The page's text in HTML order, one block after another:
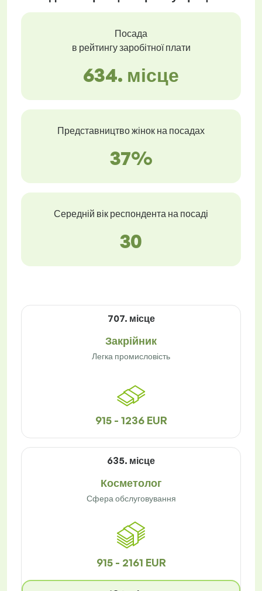
Посада
в рейтингу заробітної плати
634. місце
Представництво жінок на посадах
37%
Середній вік респондента на посаді
30
707. місце
Закрійник
Легка промисловість
915 - 1236 EUR
635. місце
Косметолог
Сфера обслуговування
915 - 2161 EUR